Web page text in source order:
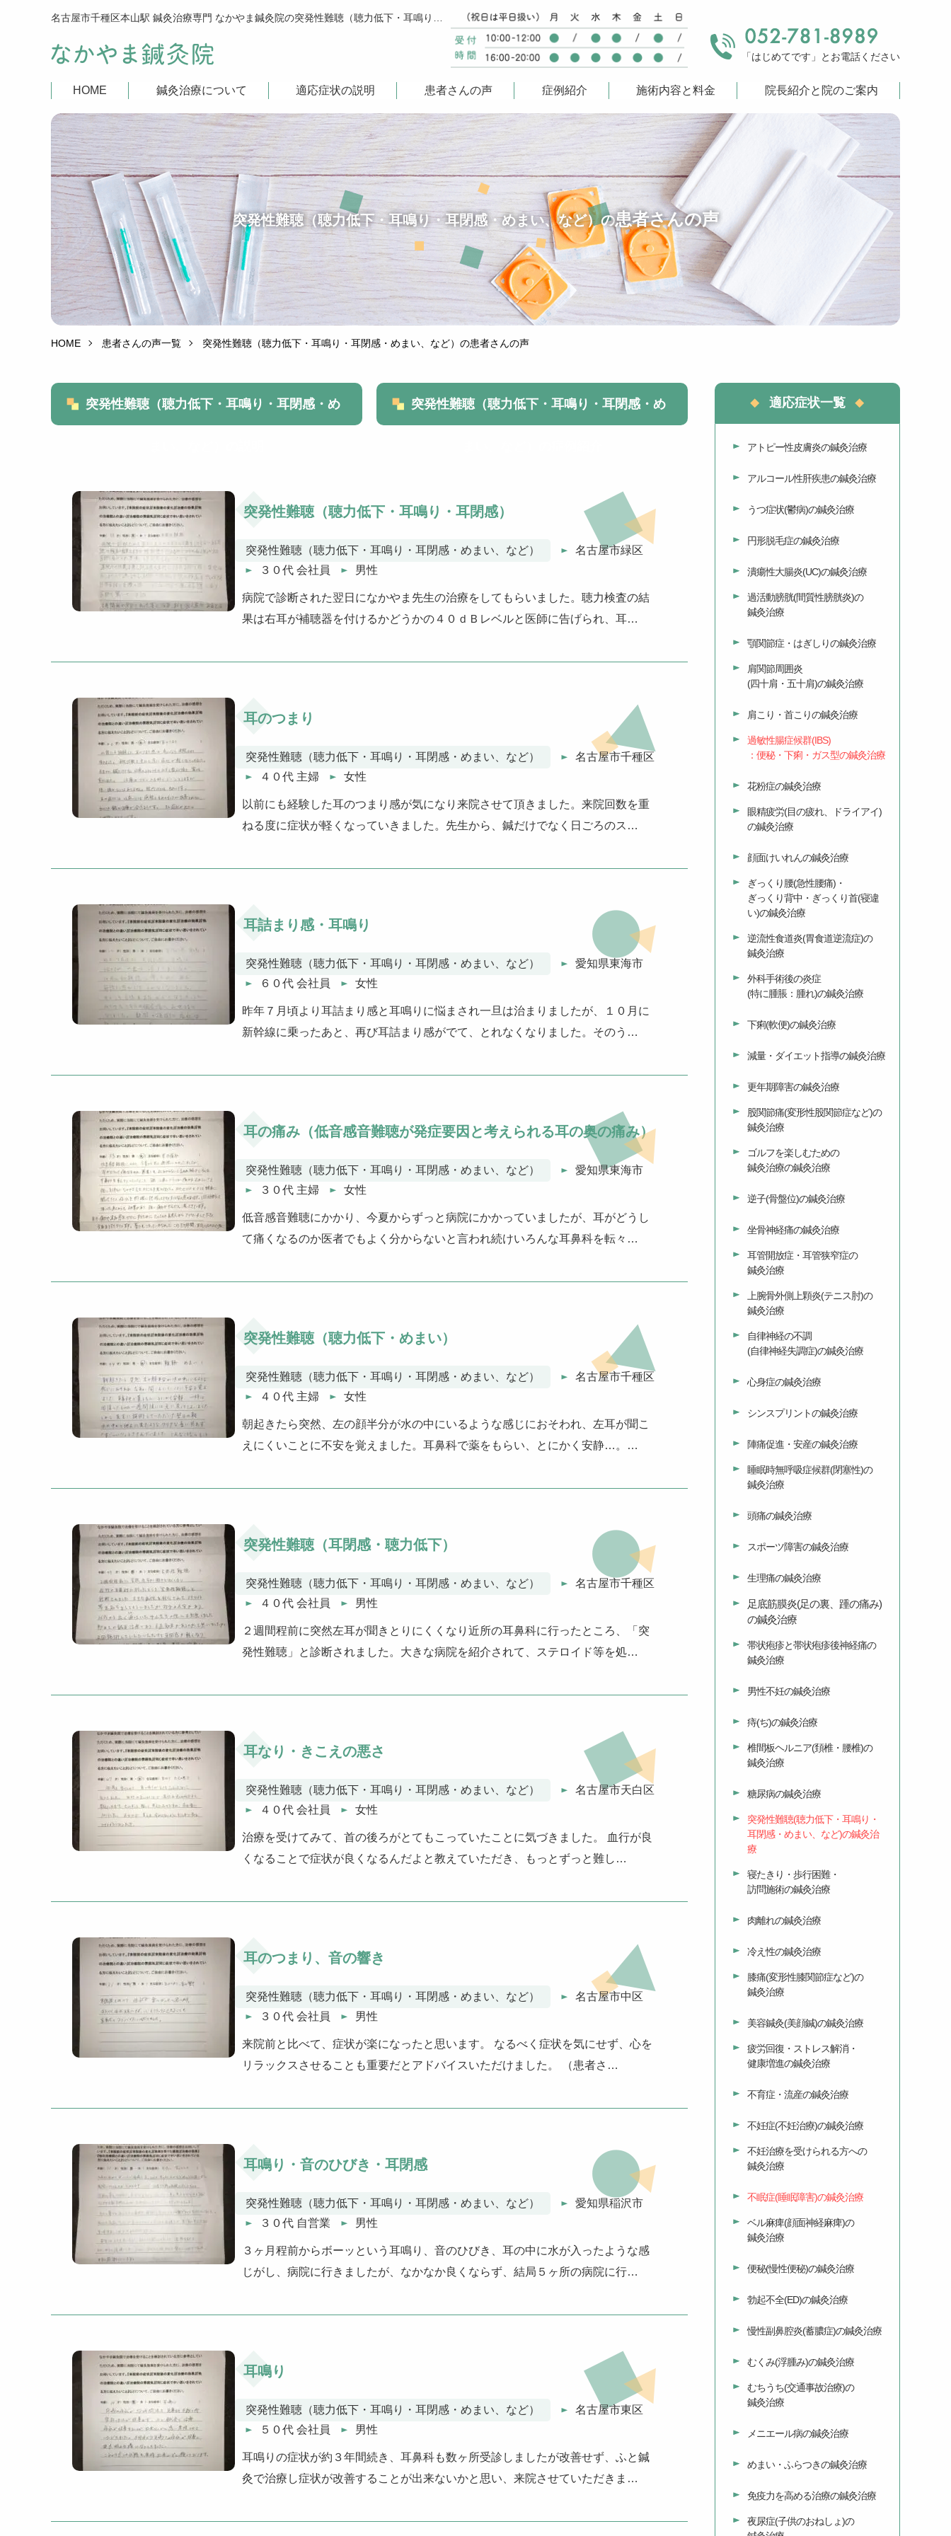
「はじめてです」 とお電話ください
HOME 鍼灸治療について 適応症状の説明 患者さんの声 症例紹介 施術内容と料金 院長紹介と院のご案内
突発性難聴（聴力低下・耳鳴り・耳閉感・めまい、など）の患者さんの声
HOME 患者さんの声一覧 突発性難聴（聴力低下・耳鳴り・耳閉感・めまい、など）の患者さんの声
突発性難聴（聴力低下・耳鳴り・耳閉感・め 突発性難聴（聴力低下・耳鳴り・耳閉感・め
突発性難聴（聴力低下・耳鳴り・耳閉感）
突発性難聴（聴力低下・耳鳴り・耳閉感・めまい、など）
名古屋市緑区
３０代 会社員
男性
病院で診断された翌日になかやま先生の治療をしてもらいました。聴力検査の結
果は右耳が補聴器を付けるかどうかの４０ｄＢレベルと医師に告げられ、耳…
耳のつまり
突発性難聴（聴力低下・耳鳴り・耳閉感・めまい、など）
名古屋市千種区
４０代 主婦
女性
以前にも経験した耳のつまり感が気になり来院させて頂きました。来院回数を重
ねる度に症状が軽くなっていきました。先生から、鍼だけでなく日ごろのス…
耳詰まり感・耳鳴り
突発性難聴（聴力低下・耳鳴り・耳閉感・めまい、など）
愛知県東海市
６０代 会社員
女性
昨年７月頃より耳詰まり感と耳鳴りに悩まされ一旦は治まりましたが、１０月に
新幹線に乗ったあと、再び耳詰まり感がでて、とれなくなりました。そのう…
耳の痛み（低音感音難聴が発症要因と考えられる耳の奥の痛み）
突発性難聴（聴力低下・耳鳴り・耳閉感・めまい、など）
愛知県東海市
３０代 主婦
女性
低音感音難聴にかかり、今夏からずっと病院にかかっていましたが、耳がどうし
て痛くなるのか医者でもよく分からないと言われ続けいろんな耳鼻科を転々…
突発性難聴（聴力低下・めまい）
突発性難聴（聴力低下・耳鳴り・耳閉感・めまい、など）
名古屋市千種区
４０代 主婦
女性
朝起きたら突然、左の顔半分が水の中にいるような感じにおそわれ、左耳が聞こ
えにくいことに不安を覚えました。耳鼻科で薬をもらい、とにかく安静…。…
突発性難聴（耳閉感・聴力低下）
突発性難聴（聴力低下・耳鳴り・耳閉感・めまい、など）
名古屋市千種区
４０代 会社員
男性
２週間程前に突然左耳が聞きとりにくくなり近所の耳鼻科に行ったところ、「突
発性難聴」と診断されました。大きな病院を紹介されて、ステロイド等を処…
耳なり・きこえの悪さ
突発性難聴（聴力低下・耳鳴り・耳閉感・めまい、など）
名古屋市天白区
４０代 会社員
女性
治療を受けてみて、首の後ろがとてもこっていたことに気づきました。 血行が良
くなることで症状が良くなるんだよと教えていただき、もっとずっと難し…
耳のつまり、音の響き
突発性難聴（聴力低下・耳鳴り・耳閉感・めまい、など）
名古屋市中区
３０代 会社員
男性
来院前と比べて、症状が楽になったと思います。 なるべく症状を気にせず、心を
リラックスさせることも重要だとアドバイスいただけました。 （患者さ…
耳鳴り・音のひびき・耳閉感
突発性難聴（聴力低下・耳鳴り・耳閉感・めまい、など）
愛知県稲沢市
３０代 自営業
男性
３ヶ月程前からボーッという耳鳴り、音のひびき、耳の中に水が入ったような感
じがし、病院に行きましたが、なかなか良くならず、結局５ヶ所の病院に行…
耳鳴り
突発性難聴（聴力低下・耳鳴り・耳閉感・めまい、など）
名古屋市東区
５０代 会社員
男性
耳鳴りの症状が約３年間続き、耳鼻科も数ヶ所受診しましたが改善せず、ふと鍼
灸で治療し症状が改善することが出来ないかと思い、来院させていただきま…
適応症状一覧
アトピー性皮膚炎の鍼灸治療
アルコール性肝疾患の鍼灸治療
うつ症状(鬱病)の鍼灸治療
円形脱毛症の鍼灸治療
潰瘍性大腸炎(UC)の鍼灸治療
過活動膀胱(間質性膀胱炎)の
鍼灸治療
顎関節症・はぎしりの鍼灸治療
肩関節周囲炎
(四十肩・五十肩)の鍼灸治療
肩こり・首こりの鍼灸治療
過敏性腸症候群(IBS)
：便秘・下痢・ガス型の鍼灸治療
花粉症の鍼灸治療
眼精疲労(目の疲れ、ドライアイ)
の鍼灸治療
顔面けいれんの鍼灸治療
ぎっくり腰(急性腰痛)・
ぎっくり背中・ぎっくり首(寝違
い)の鍼灸治療
逆流性食道炎(胃食道逆流症)の
鍼灸治療
外科手術後の炎症
(特に腫脹：腫れ)の鍼灸治療
下痢(軟便)の鍼灸治療
減量・ダイエット指導の鍼灸治療
更年期障害の鍼灸治療
股関節痛(変形性股関節症など)の
鍼灸治療
ゴルフを楽しむための
鍼灸治療の鍼灸治療
逆子(骨盤位)の鍼灸治療
坐骨神経痛の鍼灸治療
耳管開放症・耳管狭窄症の
鍼灸治療
上腕骨外側上顆炎(テニス肘)の
鍼灸治療
自律神経の不調
(自律神経失調症)の鍼灸治療
心身症の鍼灸治療
シンスプリントの鍼灸治療
陣痛促進・安産の鍼灸治療
睡眠時無呼吸症候群(閉塞性)の
鍼灸治療
頭痛の鍼灸治療
スポーツ障害の鍼灸治療
生理痛の鍼灸治療
足底筋膜炎(足の裏、踵の痛み)
の鍼灸治療
帯状疱疹と帯状疱疹後神経痛の
鍼灸治療
男性不妊の鍼灸治療
痔(ぢ)の鍼灸治療
椎間板ヘルニア(頚椎・腰椎)の
鍼灸治療
糖尿病の鍼灸治療
突発性難聴(聴力低下・耳鳴り・
耳閉感・めまい、など)の鍼灸治
療
寝たきり・歩行困難・
訪問施術の鍼灸治療
肉離れの鍼灸治療
冷え性の鍼灸治療
膝痛(変形性膝関節症など)の
鍼灸治療
美容鍼灸(美顔鍼)の鍼灸治療
疲労回復・ストレス解消・
健康増進の鍼灸治療
不育症・流産の鍼灸治療
不妊症(不妊治療)の鍼灸治療
不妊治療を受けられる方への
鍼灸治療
不眠症(睡眠障害)の鍼灸治療
ベル麻痺(顔面神経麻痺)の
鍼灸治療
便秘(慢性便秘)の鍼灸治療
勃起不全(ED)の鍼灸治療
慢性副鼻腔炎(蓄膿症)の鍼灸治療
むくみ(浮腫み)の鍼灸治療
むちうち(交通事故治療)の
鍼灸治療
メニエール病の鍼灸治療
めまい・ふらつきの鍼灸治療
免疫力を高める治療の鍼灸治療
夜尿症(子供のおねしょ)の